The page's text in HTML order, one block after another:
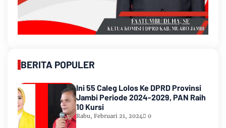
BERITA POPULER
Ini 55 Caleg Lolos Ke DPRD Provinsi
Jambi Periode 2024-2029, PAN Raih
10 Kursi
Rabu, Februari 21, 2024 0